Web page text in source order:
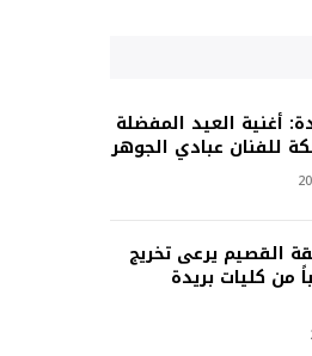
أغنية العيد المفضلة
للفنان عبادي الجوهر
القصيم يرعى تخريج
من كليات بريدة